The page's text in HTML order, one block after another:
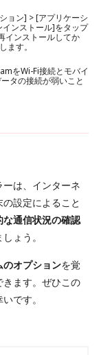
ョン] > [アプリケーシ
ンストール]をタップ
インストールしてか
ます。
をWi-Fi接続とモバイ
タの接続が弱いこと
は、インターネ
設定によること
な通信状況の確認
ょう。
のオプションを覚
ます。ぜひこの
です。